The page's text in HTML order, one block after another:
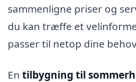
sammenligne priser og
du kan træffe et
passer til netop dine
En tilbygning til